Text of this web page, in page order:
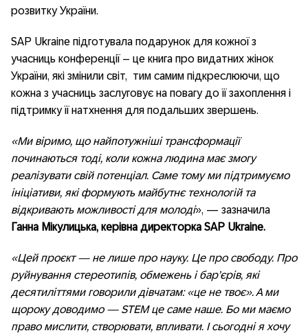
розвитку України.
SAP Ukraine підготувала подарунок для кожної з
учасниць конференції – це книга про видатних жінок
України, які змінили світ, тим самим підкреслюючи, що
кожна з учасниць заслуговує на повагу до її захоплення і
підтримку її натхнення для подальших звершень.
«Ми віримо, що найпотужніші трансформації
починаються тоді, коли кожна людина має змогу
реалізувати свій потенціал. Саме тому ми підтримуємо
ініціативи, які формують майбутнє технологій та
відкривають можливості для молоді», — зазначила
Ганна Мікулицька, керівна директорка SAP Ukraine.
«Цей проєкт — не лише про науку. Це про свободу. Про
руйнування стереотипів, обмежень і бар’єрів, які
десятиліттями говорили дівчатам: «це не твоє». А ми
щороку доводимо — STEM це саме наше. Бо ми маємо
право мислити, створювати, впливати. І сьогодні я хочу